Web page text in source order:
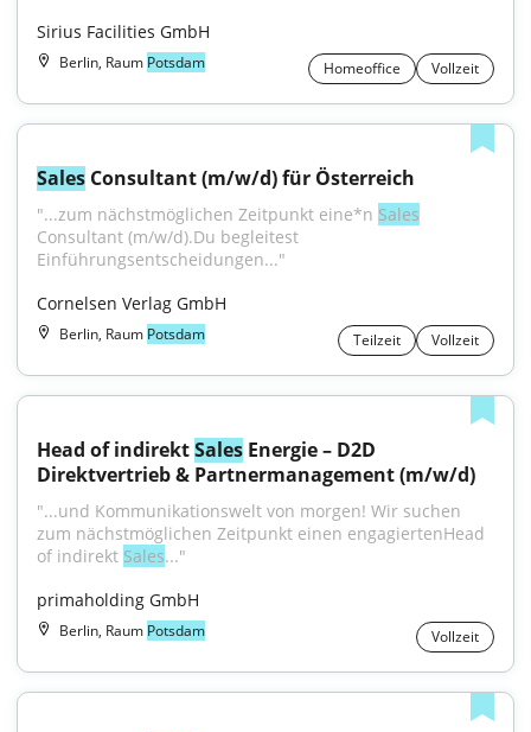
Sirius Facilities GmbH
Berlin, Raum Potsdam Homeoffice Vollzeit
Sales Consultant (m/w/d) für Österreich
"...zum nächstmöglichen Zeitpunkt eine*n Sales
Consultant (m/w/d).Du begleitest
Einführungsentscheidungen..."
Cornelsen Verlag GmbH
Berlin, Raum Potsdam Teilzeit Vollzeit
Head of indirekt Sales Energie – D2D
Direktvertrieb & Partnermanagement (m/w/d)
"...und Kommunikationswelt von morgen! Wir suchen
zum nächstmöglichen Zeitpunkt einen engagiertenHead
of indirekt Sales..."
primaholding GmbH
Berlin, Raum Potsdam Vollzeit